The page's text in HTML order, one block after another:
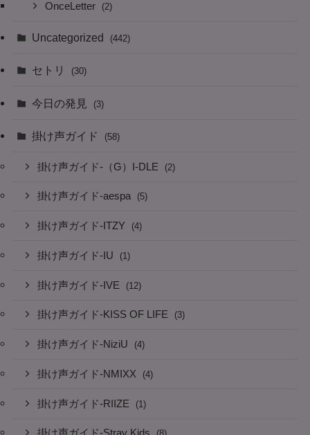
OnceLetter (2)
Uncategorized (442)
セトリ (30)
今日の発見 (3)
掛け声ガイド (58)
掛け声ガイド-（G）I-DLE (2)
掛け声ガイド-aespa (5)
掛け声ガイド-ITZY (4)
掛け声ガイド-IU (1)
掛け声ガイド-IVE (12)
掛け声ガイド-KISS OF LIFE (3)
掛け声ガイド-NiziU (4)
掛け声ガイド-NMIXX (4)
掛け声ガイド-RIIZE (1)